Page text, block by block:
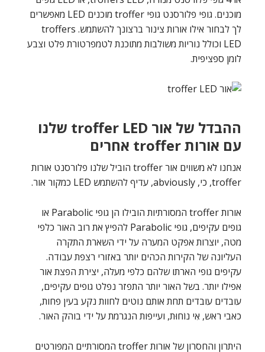
מוכנים. גופי פלורסנט גופי troffer מוכנים LED מאפשרים
לך לבחור אילו אורות צינור ברצונך להשתמש. troffers
LED וכולל נוריות משולבות מתוכנת לטמפרטורת פלט וצבע
לומן ספציפית.
ההבדל של אור troffer LED שלנו
עם אורות troffer אחרים
אנחנו לא משווים אור troffer הוביל שלנו פלורסנט אורות
troffer, כי, abviously, עדיף להשתמש LED כמקור אור.
אורות troffer המסורתיות הובילו הן גופי Parabolic או
גופים עקיפים, גופי Parabolic להפיץ את רוב האור כלפי
מטה, יוצרות אפקט המערה על ידי השארת התקרה
העליונה של הקירות הכהים יותר באזורי רצפת עבודה.
עקיפים גופי הארתו שלהם כלפי מעלה, יצירת הפצת אור
אפילו יותר. בשל האור יותר התפזר נפלט גופים עקיפים,
עובדים עובדים תחת אותם נוטים לחוות נקע בעין פחות,
כאבי ראש, אִי נוֹחוּת, ועייפות הנגרמת על ידי בוהק האור.
היתרון והחסרון של אורות troffer המסורתיים המפורטים